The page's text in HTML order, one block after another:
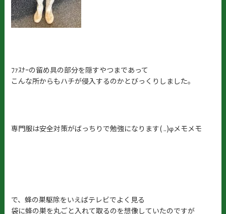
ﾌｧｽﾅｰの留め具の部分を隠すやつまであって
こんな所からもハチが侵入するのかとびっくりしました。
専門服は安全対策がばっちりで勉強になります( ..)φメモメモ
で、蜂の巣駆除をいえばテレビでよく見る
袋に蜂の巣を丸ごと入れて取るのを想像していたのですが